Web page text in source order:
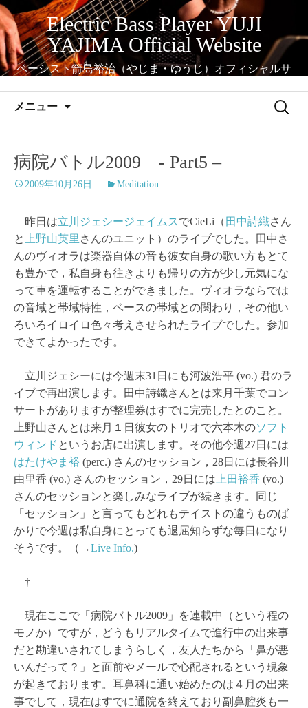
コ
ン
テ
ン
ツ
へ
Electric Bass Player YUJI
YAJIMA Official Website
ベーシスト箭島裕治（やじま・ゆうじ）オフィシャルサ
メニュー
検
病院バトル2009 - Part5 –
2009年10月26日 Meditation
昨日は立川ジェシージェイムス でCieLi（ 田中詩織さん
と
上野山英里 さんのユニット）のライブでした。田中さ
んのヴィオラは楽器自体の音も彼女自身の歌い方もとて
も豊かで，私自身も往きよりも帰りの方が少し元気にな
って車を運転することができました。ヴィオラならでは
の音域と帯域特性，ベースの帯域との関わり，その他い
ろいろイロイロ色々考えさせられたライブでした。参加
できてよかったです。
立川ジェシーには今週末31日にも河波浩平 (vo.) 君のラ
イブで再出演します。田中詩織さんとは来月千葉でコン
サートがありますが整理券はすでに完売したとのこと。
上野山さんとは来月１日彼女のトリオで六本木のソフト
ウィンド というお店に出演します。その他今週27日には
はたけやま裕 (perc.) さんのセッション，28日には長谷川
由里香 (vo.) さんのセッション，29日には 上田裕香 (vo.)
さんのセッションと楽しみなライブが続きます。同じ
「セッション」と言ってもどれもテイストの違うものば
かりで今週は私自身にとっても退屈知らずな毎日になり
そうです。（→Live Info.)
†
現在ここで「病院バトル2009」を連載中（という程の
モノか）ですが，どうもリアルタイムで進行中の出来事
だと勘違いされてしまうらしく，友人たちから「鼻が悪
いんだって？」と面前やメールで心配されるという現象
が起きております。耳鼻科に通い始めたのは４月の出来
事でして，現在はすでに通院を終えており副鼻腔炎も一